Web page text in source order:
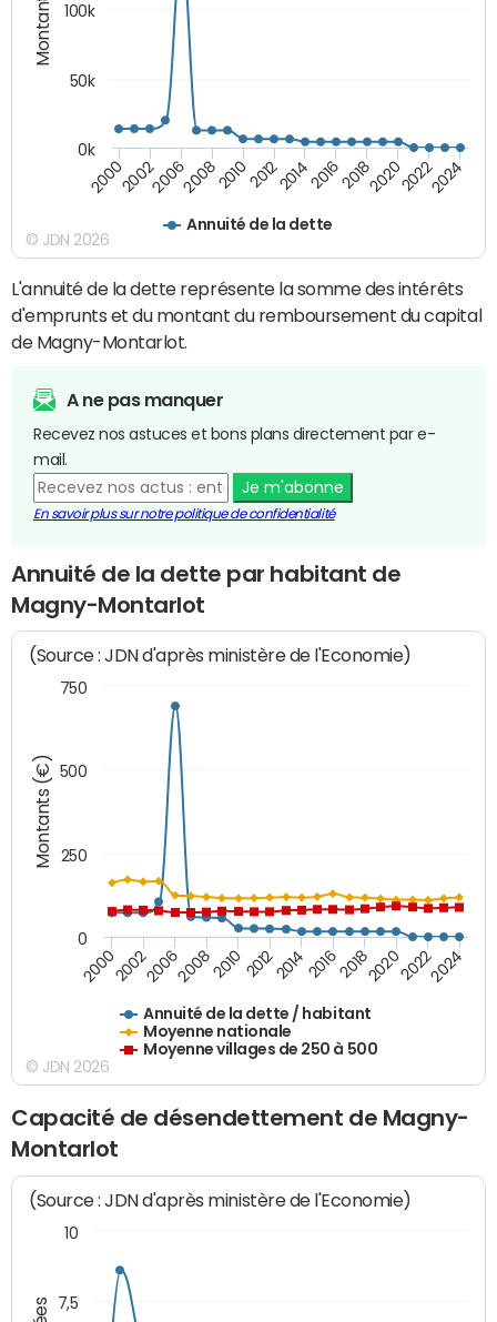
Annuité de la dette
200020022006200820102012201420162018202020222024
0k
50k
100k
© JDN 2026
L'annuité de la dette représente la somme des intérêts
d'emprunts et du montant du remboursement du capital
de Magny-Montarlot.
A ne pas manquer
Recevez nos astuces et bons plans directement par e-
mail.
Je m'abonne
En savoir plus sur notre politique de confidentialité
Annuité de la dette par habitant de
Magny-Montarlot
Montants (€)
(Source : JDN d'après ministère de l'Economie)
Annuité de la dette / habitant
Moyenne nationale
Moyenne villages de 250 à 500
20002002200620082010 2012201420162018202020222024
0
250
500
750
© JDN 2026
Capacité de désendettement de Magny-
Montarlot
(Source : JDN d'après ministère de l'Economie)
7,5
10